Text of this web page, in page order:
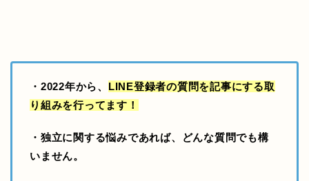
・2022年から、 LINE登録者の質問を記事にする取
り組みを行ってます！
・独立に関する悩みであれば、どんな質問でも構
いません。